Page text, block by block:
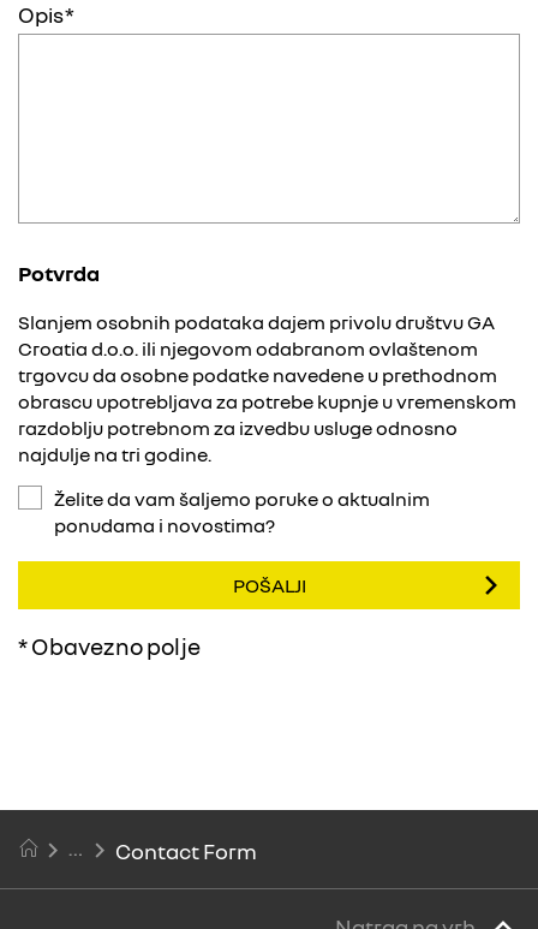
Opis
Potvrda
Slanjem osobnih podataka dajem privolu društvu GA
Croatia d.o.o. ili njegovom odabranom ovlaštenom
trgovcu da osobne podatke navedene u prethodnom
obrascu upotrebljava za potrebe kupnje u vremenskom
razdoblju potrebnom za izvedbu usluge odnosno
najdulje na tri godine.
Želite da vam šaljemo poruke o aktualnim
ponudama i novostima?
POŠALJI
* Obavezno polje
Contact Form